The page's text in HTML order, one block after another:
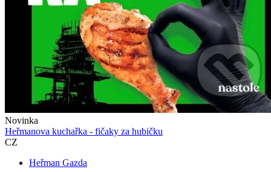
Novinka
Heřmanova kuchařka - fičaky za hubičku
CZ
Heřman Gazda